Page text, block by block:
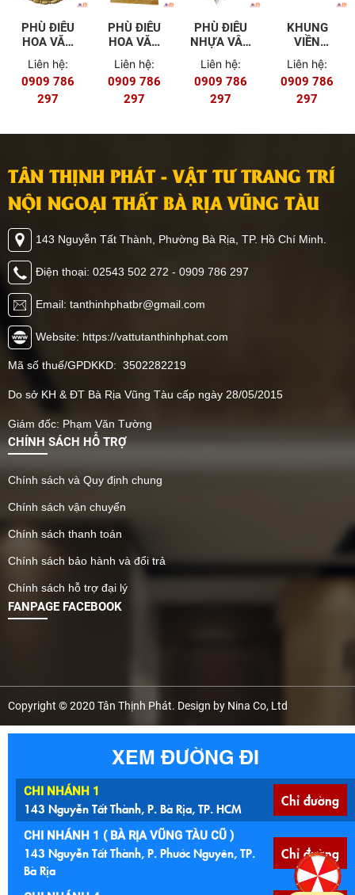
PHÙ ĐIÊU
HOA VĂN
VÂN ĐÁ
DF3
Liên hệ:
0909 786
297
PHÙ ĐIÊU
HOA VĂN
VÂN ĐÁ
DF4
Liên hệ:
0909 786
297
PHÙ ĐIÊU
NHỰA VÂN
ĐÁ DF7
Liên hệ:
0909 786
297
KHUNG
VIỀN
TRANG TRÍ
CỘT VÂN
ĐÁ 160-
610
Liên hệ:
0909 786
297
TÂN THỊNH PHÁT - VẬT TƯ TRANG TRÍ
NỘI NGOẠI THẤT BÀ RỊA VŨNG TÀU
143 Nguyễn Tất Thành, Phường Bà Rịa, TP. Hồ Chí Minh.
Điện thoại: 02543 502 272 - 0909 786 297
Email: tanthinhphatbr@gmail.com
Website: https://vattutanthinhphat.com
Mã số thuế/GPDKKD: 3502282219
Do sở KH & ĐT Bà Rịa Vũng Tàu cấp ngày 28/05/2015
Giám đốc: Phạm Văn Tường
CHÍNH SÁCH HỖ TRỢ
Chính sách và Quy định chung
Chính sách vận chuyển
Chính sách thanh toán
Chính sách bảo hành và đổi trả
Chính sách hỗ trợ đại lý
FANPAGE FACEBOOK
Copyright © 2020 Tân Thịnh Phát. Design by Nina Co, Ltd
XEM ĐƯỜNG ĐI
CHI NHÁNH 1
143 Nguyễn Tất Thành, P. Bà Rịa, TP. HCM Chỉ đường
CHI NHÁNH 1 ( BÀ RỊA VŨNG TÀU CŨ )
143 Nguyễn Tất Thành, P. Phước Nguyên, TP.
Bà Rịa
Chỉ đường